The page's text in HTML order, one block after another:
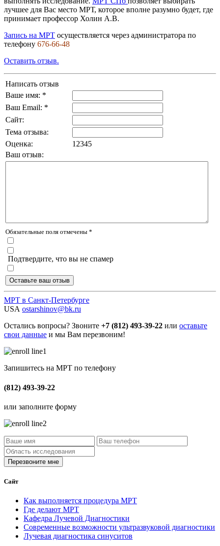
лучшее для Вас место МРТ, которое вполне разумно будет, где
принимает профессор Холин А.В.
Запись на МРТ осуществляется через администратора по
телефону 676-66-48
Оставить отзыв.
Написать отзыв
Ваше имя: *
Ваш Email: *
Сайт:
Тема отзыва:
Оценка:
1 2345
Ваш отзыв:
Обязательные поля отмечены *
Подтвердите, что вы не спамер
МРТ в Санкт-Петербурге
USA ostarshinov@bk.ru
Остались вопросы? Звоните +7 (812) 493-39-22 или оставьте
свои данные и мы Вам перезвоним!
Запишитесь на МРТ по телефону
(812) 493-39-22
или заполните форму
Сайт
Как выполняется процедура МРТ
Где делают МРТ
Кафедра Лучевой Диагностики
Современные возможности ультразвуковой диагностики
Лучевая диагностика синуситов